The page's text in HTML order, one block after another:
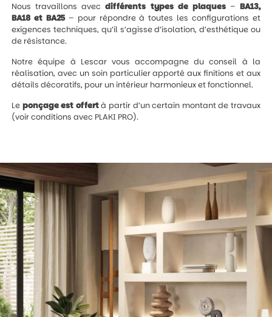
Nous travaillons avecdifférents types de plaques– BA13,
BA18 et BA25– pour répondre à toutes les configurations et
exigences techniques, qu’il s’agisse d’isolation, d’esthétique ou
de résistance.
Notre équipe à Lescar vous accompagne du conseil à la
réalisation, avec un soin particulier apporté aux finitions et aux
détails décoratifs, pour un intérieur harmonieux et fonctionnel.
Le ponçage est offertà partir d’un certain montant de travaux
(voir conditions avec PLAKI PRO).